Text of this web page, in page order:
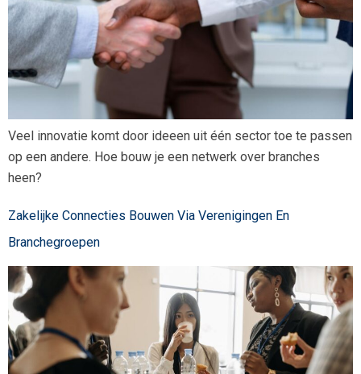
Veel innovatie komt door ideeen uit één sector toe te passen
op een andere. Hoe bouw je een netwerk over branches
heen?
Zakelijke Connecties Bouwen Via Verenigingen En
Branchegroepen